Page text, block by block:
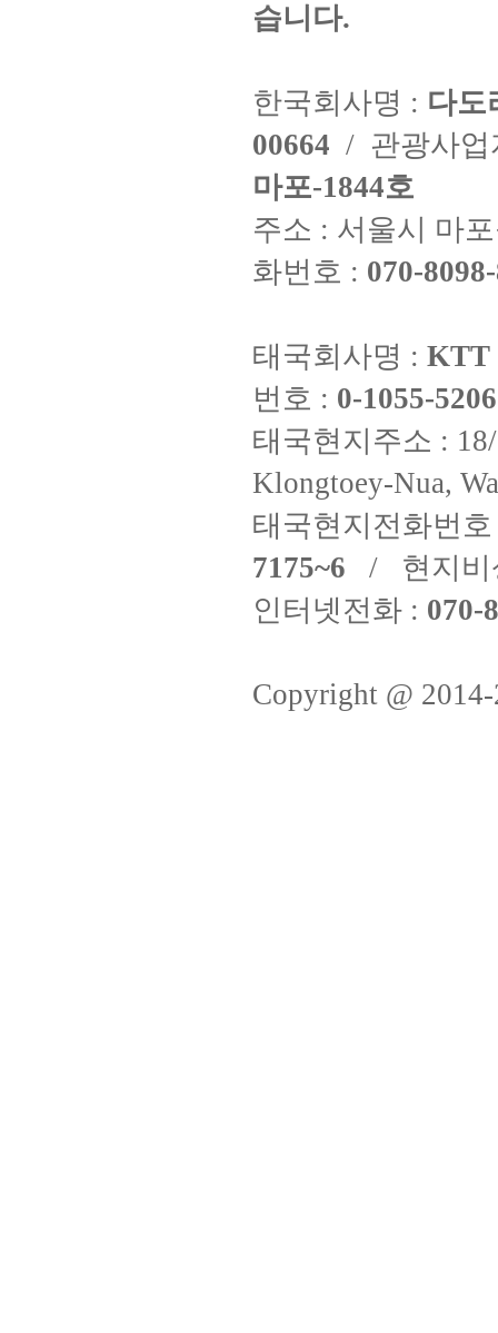
습니다.
한국회사명 : 다도
00664 / 관광사
마포-1844호
주소 : 서울시 마
화번호 : 070-
태국회사명 : KTT
번호 : 0-1055-
태국현지주소 :
Klongtoey-Nua,
태국현지전화번
7175~6 / 현지비
인터넷전화 : 070-
Copyright @